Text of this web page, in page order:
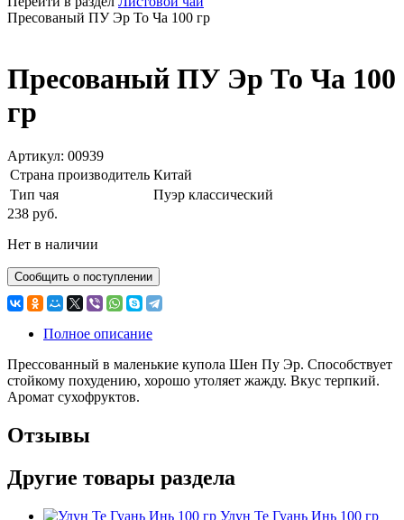
Пресованый ПУ Эр То Ча 100 гр
Пресованый ПУ Эр То Ча 100
гр
Артикул: 00939
Страна производитель Китай
Тип чая
Пуэр классический
238 руб.
Нет в наличии
Сообщить о поступлении
Полное описание
Прессованный в маленькие купола Шен Пу Эр. Способствует
стойкому похудению, хорошо утоляет жажду. Вкус терпкий.
Аромат сухофруктов.
Отзывы
Другие товары раздела
Улун Те Гуань Инь 100 гр